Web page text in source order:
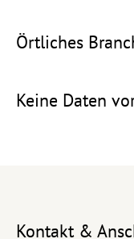
Örtliches
Keine Daten
Kontakt &